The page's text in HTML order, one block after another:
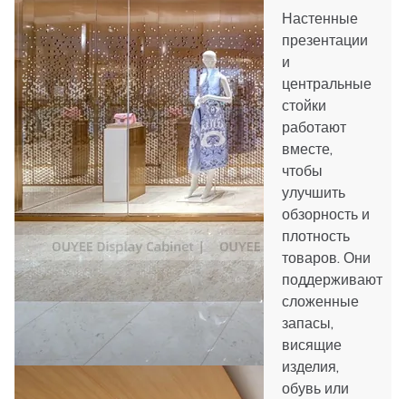
Настенные
презентации
и
центральные
стойки
работают
вместе,
чтобы
улучшить
обзорность и
плотность
товаров. Они
поддерживают
сложенные
запасы,
висящие
изделия,
обувь или